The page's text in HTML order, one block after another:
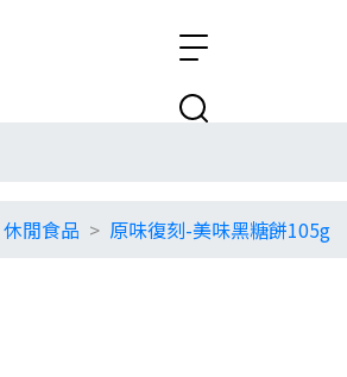
休閒食品 原味復刻-美味黑糖餅105g